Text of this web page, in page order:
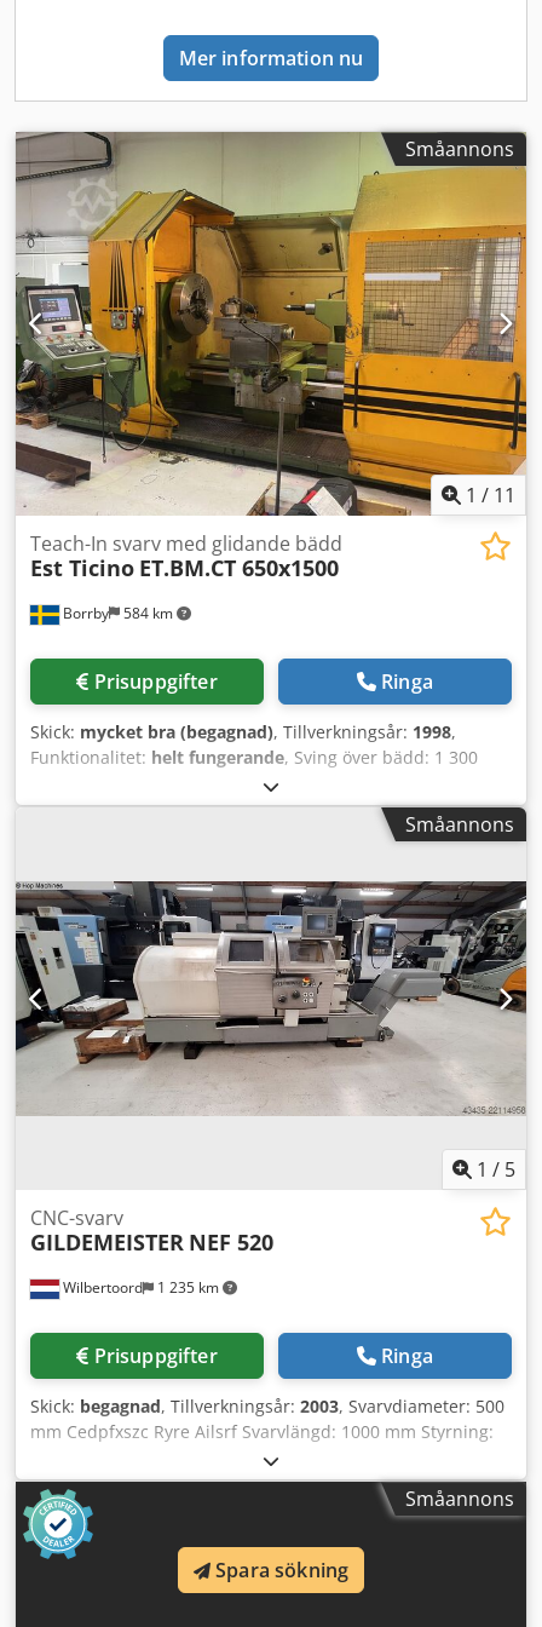
Mer information nu
Småannons
1 / 11
Borrby 584 km
Teach-In svarv med glidande bädd
Est Ticino ET.BM.CT 650x1500
Prisuppgifter Ringa
Skick: mycket bra (begagnad), Tillverkningsår: 1998,
Funktionalitet: helt fungerande, Sving över bädd: 1 300
mm, över tvärslid: 1 000 mm, sving i urtag: 2 100 mm.
Avstånd mellan spetsar: 1 500 mm, 2 350 mm med öppen
bädd. Spindelhål: 128 mm, 450 varv/min, 50 kW. Chuck:
kg. Cjdpfx Aioxqp I Noljrf
Småannons
1 / 5
Wilbertoord 1 235 km
CNC-svarv
GILDEMEISTER NEF 520
Prisuppgifter Ringa
Skick: begagnad, Tillverkningsår: 2003, Svarvdiameter: 500
mm Cedpfxszc Ryre Ailsrf Svarvlängd: 1000 mm Styrning:
Heidenhain Maskinvikt: ca. 3200 kg
Småannons
Spara sökning